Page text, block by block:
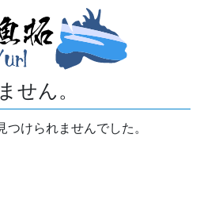
せん。
けられませんでした。